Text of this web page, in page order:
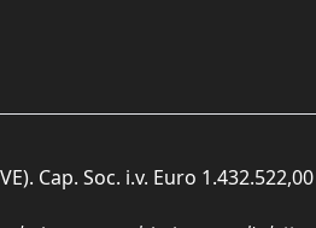
Cap. Soc. i.v. Euro 1.432.522,00